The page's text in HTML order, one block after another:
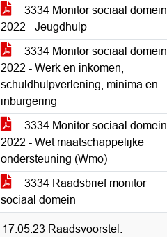
3334 Monitor sociaal domein
2022 - Jeugdhulp
3334 Monitor sociaal domein
2022 - Werk en inkomen,
schuldhulpverlening, minima en
inburgering
3334 Monitor sociaal domein
2022 - Wet maatschappelijke
ondersteuning (Wmo)
3334 Raadsbrief monitor
sociaal domein
17.05.23 Raadsvoorstel: